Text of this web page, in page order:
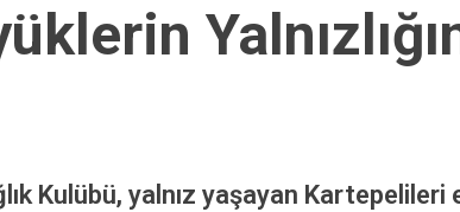
Kulübü, yalnız yaşayan